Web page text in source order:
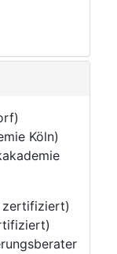
Köln)
zertifiziert)